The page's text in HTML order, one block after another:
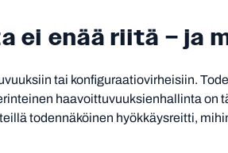
ei enää riitä – ja
tai konfiguraatiovirheisiin.
haavoittuvuuksienhallinta on
todennäköinen hyökkäysreitti,